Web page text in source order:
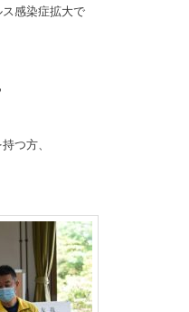
感染症拡大で
つ方、